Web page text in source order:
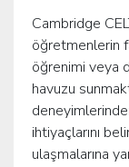
Cambridge
öğretmenlerin
öğrenimi veya
havuzu
ihtiyaçlarını
ulaşmalarına